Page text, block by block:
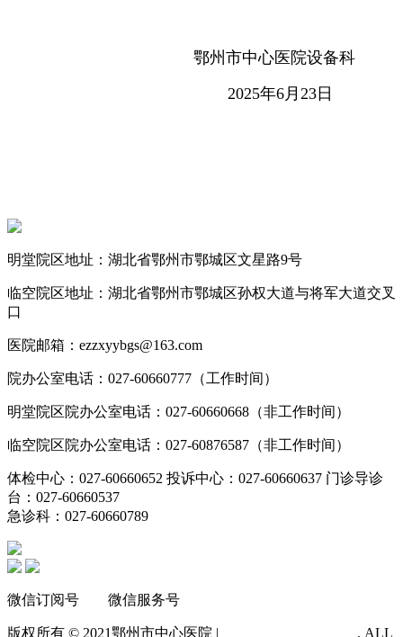
鄂州市中心医院设备科
2025年6月23日
明堂院区地址：湖北省鄂州市鄂城区文星路9号
临空院区地址：湖北省鄂州市鄂城区孙权大道与将军大道交叉
口
医院邮箱：ezzxyybgs@163.com
院办公室电话：027-60660777（工作时间）
明堂院区院办公室电话：027-60660668（非工作时间）
临空院区院办公室电话：027-60876587（非工作时间）
体检中心：027-60660652 投诉中心：027-60660637 门诊导诊
台：027-60660537
急诊科：027-60660789
微信订阅号 微信服务号
版权所有 © 2021鄂州市中心医院 | . ALL